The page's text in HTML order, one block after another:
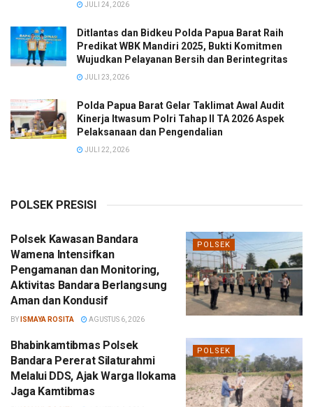
JULI 24, 2026
Ditlantas dan Bidkeu Polda Papua Barat Raih
Predikat WBK Mandiri 2025, Bukti Komitmen
Wujudkan Pelayanan Bersih dan Berintegritas
JULI 23, 2026
Polda Papua Barat Gelar Taklimat Awal Audit
Kinerja Itwasum Polri Tahap II TA 2026 Aspek
Pelaksanaan dan Pengendalian
JULI 22, 2026
POLSEK PRESISI
POLSEK
Polsek Kawasan Bandara
Wamena Intensifkan
Pengamanan dan Monitoring,
Aktivitas Bandara Berlangsung
Aman dan Kondusif
BY ISMAYA ROSITA AGUSTUS 6, 2026
POLSEK
Bhabinkamtibmas Polsek
Bandara Pererat Silaturahmi
Melalui DDS, Ajak Warga Ilokama
Jaga Kamtibmas